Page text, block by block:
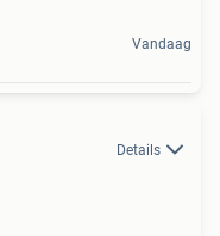
Vandaag
Details